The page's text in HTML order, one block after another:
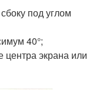
под углом
40°;
центра экрана или